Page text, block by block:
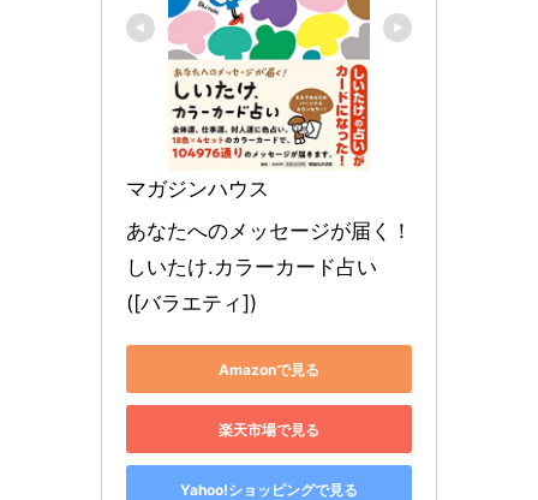
マガジンハウス
あなたへのメッセージが届く！
しいたけ.カラーカード占い
([バラエティ])
Amazonで見る
楽天市場で見る
Yahoo!ショッピングで見る